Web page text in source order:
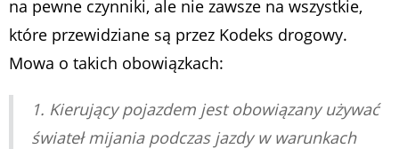
na pewne czynniki, ale nie zawsze na wszystkie,
które przewidziane są przez Kodeks drogowy.
Mowa o takich obowiązkach:
1. Kierujący pojazdem jest obowiązany używać
świateł mijania podczas jazdy w warunkach